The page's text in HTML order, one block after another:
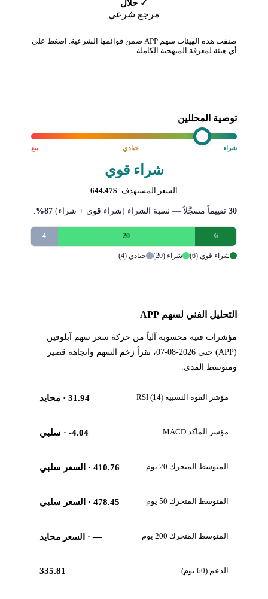
✓ حلال
مرجع شرعي
صنفت هذه الهيئات سهم APP ضمن قوائمها الشرعية. اضغط على
أي هيئة لمعرفة المنهجية الكاملة.
توصية المحللين
بيع حيادي شراء
شراء قوي
السعر المستهدف: $644.47
30تقييماً مسجَّلاً — نسبة الشراء (شراء قوي + شراء) 87%
.
6
20
4
شراء قوي (6) شراء (20) حيادي (4)
التحليل الفني لسهم APP
مؤشرات فنية محسوبة آلياً من حركة سعر سهم آبلوفين
(APP) حتى 2026-08-07، تقرأ زخم السهم واتجاهه قصير
ومتوسط المدى.
مؤشر القوة النسبية RSI (14) 31.94· محايد
مؤشر الماكد MACD -4.04· سلبي
المتوسط المتحرك 20 يوم 410.76· السعر سلبي
المتوسط المتحرك 50 يوم 478.45· السعر سلبي
المتوسط المتحرك 200 يوم —· السعر محايد
الدعم (60 يوم) 335.81